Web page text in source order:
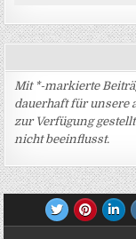
Mit *-markierte
dauerhaft für unsere
zur Verfügung
nicht beeinflusst.